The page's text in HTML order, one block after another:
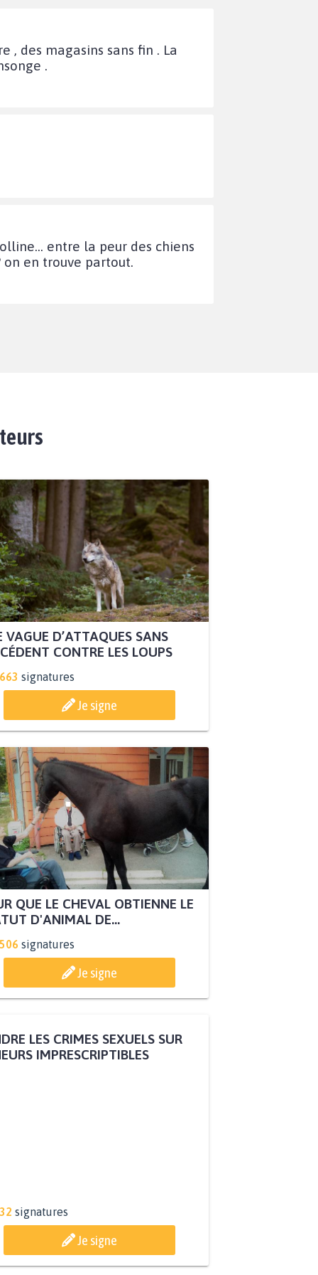
, des magasins sans fin . La
.
entre la peur des chiens
on en trouve partout.
VAGUE D’ATTAQUES SANS
CONTRE LES LOUPS
signatures
Je signe
QUE LE CHEVAL OBTIENNE LE
D'ANIMAL DE...
signatures
Je signe
signatures
Je signe